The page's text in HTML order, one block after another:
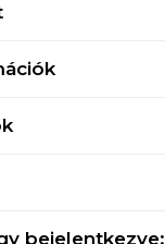
bejelentkezve: